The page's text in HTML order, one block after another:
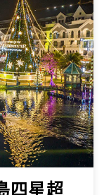
四星超